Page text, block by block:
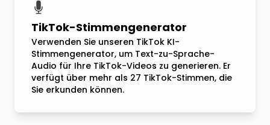
TikTok-Stimmengenerator
Verwenden Sie unseren TikTok KI-
Stimmengenerator, um Text-zu-Sprache-
Audio für Ihre TikTok-Videos zu generieren. Er
verfügt über mehr als 27 TikTok-Stimmen, die
Sie erkunden können.